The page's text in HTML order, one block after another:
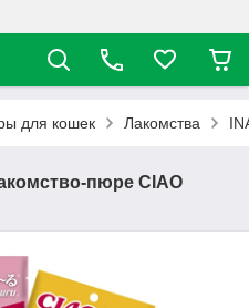
для кошек Лакомства
пюре CIAO